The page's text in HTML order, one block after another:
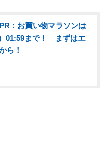
PR：お買い物マラソンは
01:59まで！ まずはエ
ら！